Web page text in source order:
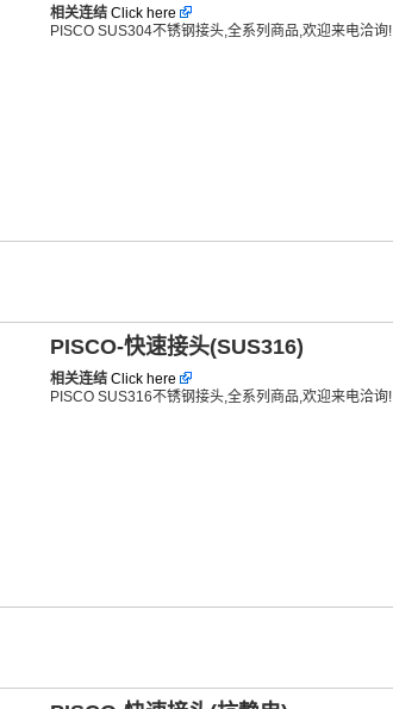
相关连结 Click here
PISCO SUS304不锈钢接头,全系列商品,欢迎来电洽询!
PISCO-快速接头(SUS316)
相关连结 Click here
PISCO SUS316不锈钢接头,全系列商品,欢迎来电洽询!